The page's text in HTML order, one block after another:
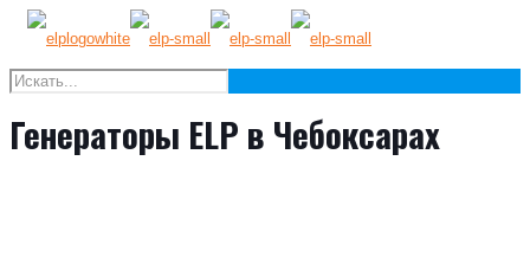
Генераторы ELP в Чебоксарах